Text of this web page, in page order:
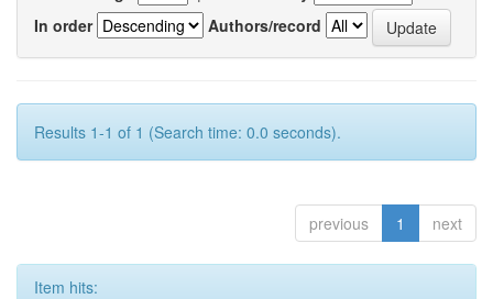
In order
Authors/record
Results 1-1 of 1 (Search time: 0.0 seconds).
previous 1 next
Item hits: